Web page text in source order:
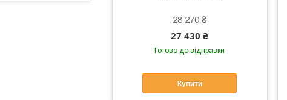
28 270 ₴
27 430 ₴
Готово до відправки
Купити